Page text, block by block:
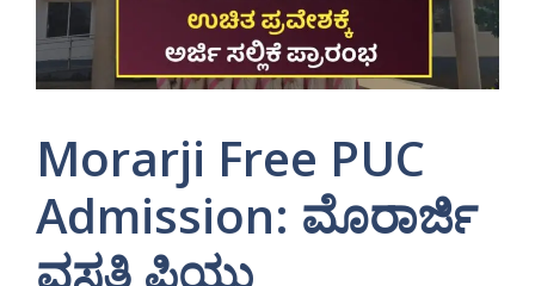
Morarji Free PUC
Admission: ಮೊರಾರ್ಜಿ
ವಸತಿ ಪಿಯು